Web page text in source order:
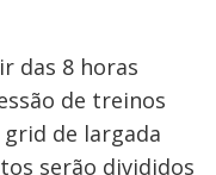
das 8 horas
de treinos
grid de largada
serão divididos